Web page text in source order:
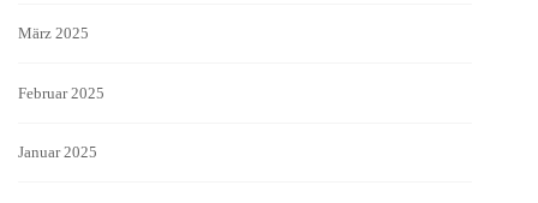
März 2025
Februar 2025
Januar 2025